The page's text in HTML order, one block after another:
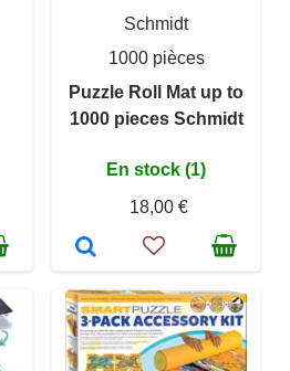
Schmidt
1000 pièces
Puzzle Roll Mat up to
1000 pieces Schmidt
En stock (1)
18,00 €